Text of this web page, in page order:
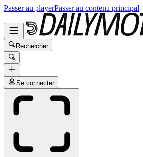
Passer au playerPasser au contenu principal
Rechercher
Se connecter